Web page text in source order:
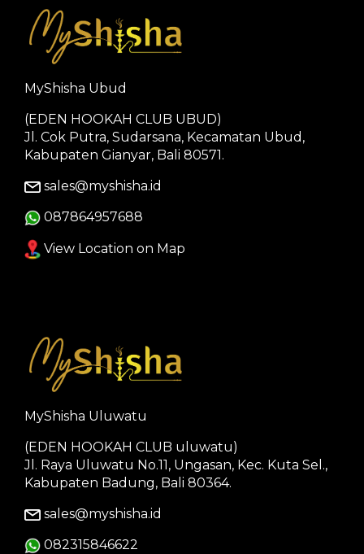
MyShisha Ubud
(EDEN HOOKAH CLUB UBUD)
Jl. Cok Putra, Sudarsana, Kecamatan Ubud,
Kabupaten Gianyar, Bali 80571.
sales@myshisha.id
087864957688
View Location on Map
MyShisha Uluwatu
(EDEN HOOKAH CLUB uluwatu)
Jl. Raya Uluwatu No.11, Ungasan, Kec. Kuta Sel.,
Kabupaten Badung, Bali 80364.
sales@myshisha.id
082315846622